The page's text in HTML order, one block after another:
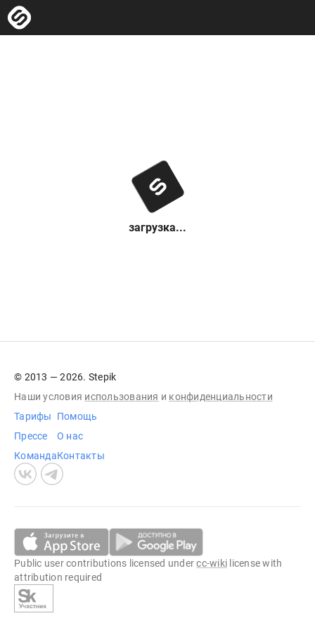
загрузка...
© 2013 — 2026. Stepik
Наши условия использования и конфиденциальности
Тарифы
Прессе
Команда
Помощь
О нас
Контакты
Public user contributions licensed undercc-wiki license with
attribution required